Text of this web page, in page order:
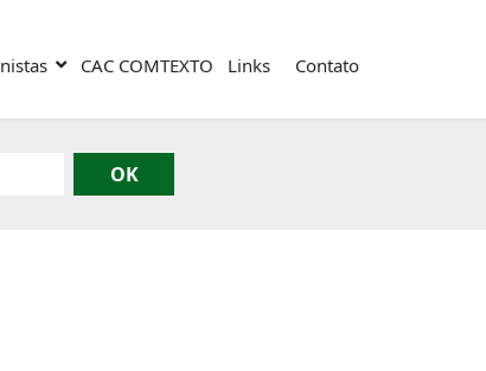
CAC COMTEXTO Links Contato